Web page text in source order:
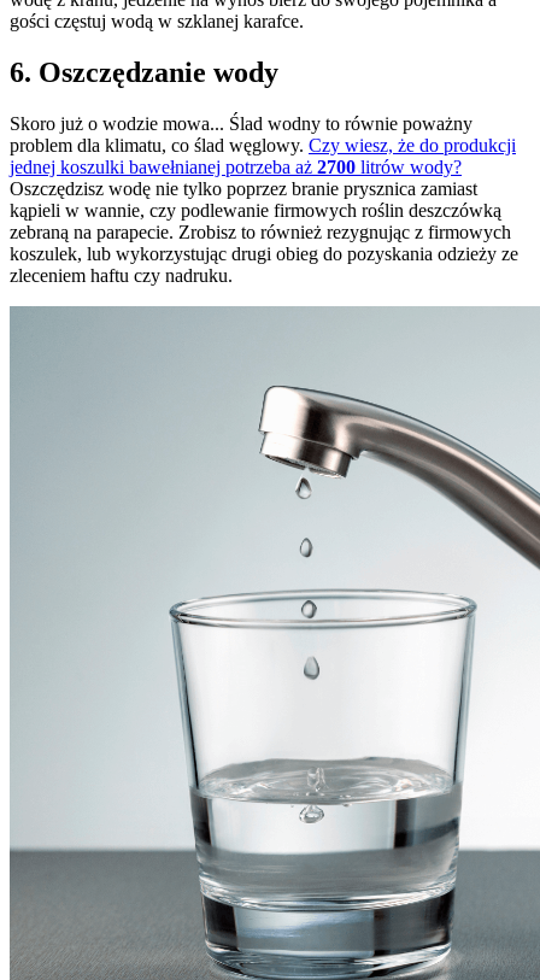
gości częstuj wodą w szklanej karafce.
6. Oszczędzanie wody
Skoro już o wodzie mowa... Ślad wodny to równie poważny
problem dla klimatu, co ślad węglowy. Czy wiesz, że do produkcji
jednej koszulki bawełnianej potrzeba aż 2700 litrów wody?
Oszczędzisz wodę nie tylko poprzez branie prysznica zamiast
kąpieli w wannie, czy podlewanie firmowych roślin deszczówką
zebraną na parapecie. Zrobisz to również rezygnując z firmowych
koszulek, lub wykorzystując drugi obieg do pozyskania odzieży ze
zleceniem haftu czy nadruku.